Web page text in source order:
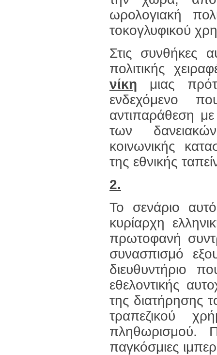
ωρολογιακή
τοκογλυφικού
Στις συνθήκες
πολιτικής
νίκη μιας
ενδεχόμενο
αντιπαράθεση
των
κοινωνικής
της εθνικής
2.
Το σενάριο
κυρίαρχη
πρωτοφανή
συνασπισμό
διευθυντήριο
εθελοντικής
της διατήρησης
τραπεζικού
πληθωρισμού.
παγκόσμιες